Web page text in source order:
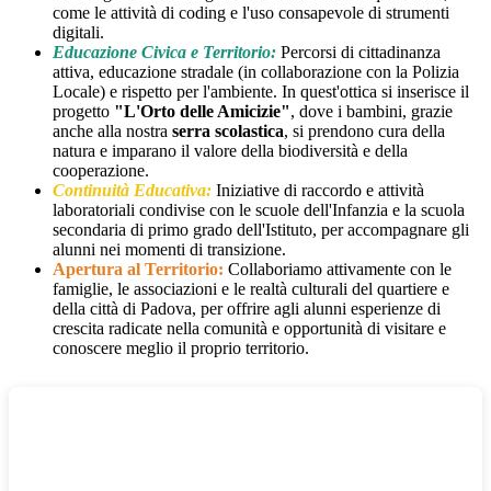
come le attività di coding e l'uso consapevole di strumenti
digitali.
Educazione Civica e Territorio: Percorsi di cittadinanza
attiva, educazione stradale (in collaborazione con la Polizia
Locale) e rispetto per l'ambiente. In quest'ottica si inserisce il
progetto "L'Orto delle Amicizie", dove i bambini, grazie
anche alla nostra serra scolastica, si prendono cura della
natura e imparano il valore della biodiversità e della
cooperazione.
Continuità Educativa: Iniziative di raccordo e attività
laboratoriali condivise con le scuole dell'Infanzia e la scuola
secondaria di primo grado dell'Istituto, per accompagnare gli
alunni nei momenti di transizione.
Apertura al Territorio: Collaboriamo attivamente con le
famiglie, le associazioni e le realtà culturali del quartiere e
della città di Padova, per offrire agli alunni esperienze di
crescita radicate nella comunità e opportunità di visitare e
conoscere meglio il proprio territorio.